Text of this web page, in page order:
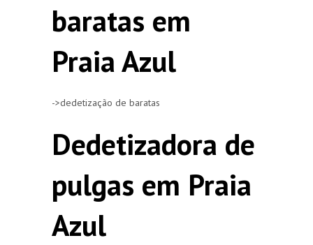
baratas em
Praia Azul
->dedetização de baratas
Dedetizadora de
pulgas em Praia
Azul